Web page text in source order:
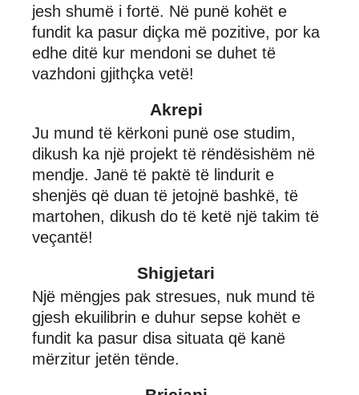
jesh shumë i fortë. Në punë kohët e
fundit ka pasur diçka më pozitive, por ka
edhe ditë kur mendoni se duhet të
vazhdoni gjithçka vetë!
Akrepi
Ju mund të kërkoni punë ose studim,
dikush ka një projekt të rëndësishëm në
mendje. Janë të paktë të lindurit e
shenjës që duan të jetojnë bashkë, të
martohen, dikush do të ketë një takim të
veçantë!
Shigjetari
Një mëngjes pak stresues, nuk mund të
gjesh ekuilibrin e duhur sepse kohët e
fundit ka pasur disa situata që kanë
mërzitur jetën tënde.